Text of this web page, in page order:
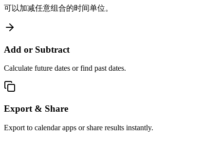
可以加减任意组合的时间单位。
Add or Subtract
Calculate future dates or find past dates.
Export & Share
Export to calendar apps or share results instantly.